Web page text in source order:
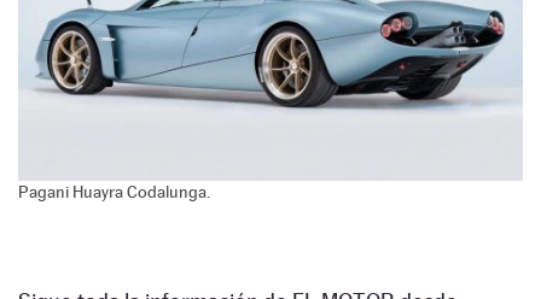
Pagani Huayra Codalunga.